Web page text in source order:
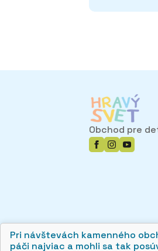
Pri návštevách kamenného
páči najviac a mohli sa tak
Obchod pre